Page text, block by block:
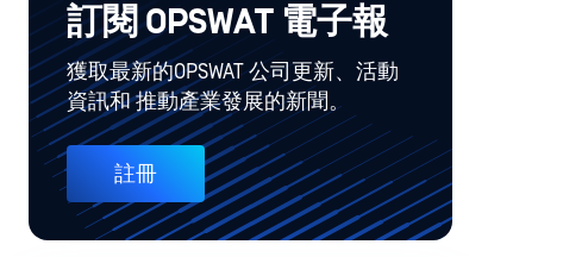
訂閱 OPSWAT 電子報
獲取最新的OPSWAT 公司更新、活動
資訊和 推動產業發展的新聞。
註冊